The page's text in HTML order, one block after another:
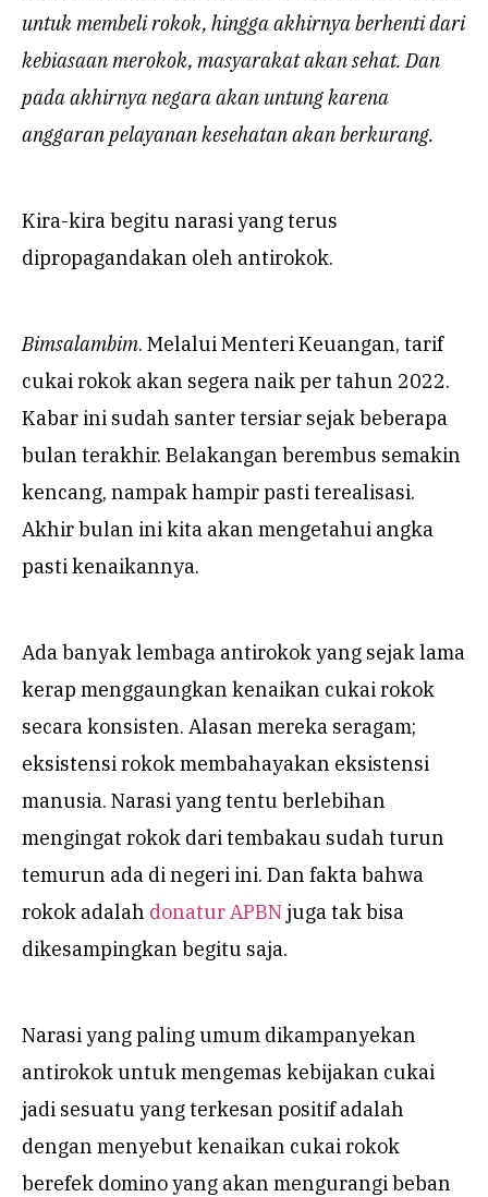
untuk membeli rokok, hingga akhirnya berhenti dari
kebiasaan merokok, masyarakat akan sehat. Dan
pada akhirnya negara akan untung karena
anggaran pelayanan kesehatan akan berkurang.
Kira-kira begitu narasi yang terus
dipropagandakan oleh antirokok.
Bimsalambim. Melalui Menteri Keuangan, tarif
cukai rokok akan segera naik per tahun 2022.
Kabar ini sudah santer tersiar sejak beberapa
bulan terakhir. Belakangan berembus semakin
kencang, nampak hampir pasti terealisasi.
Akhir bulan ini kita akan mengetahui angka
pasti kenaikannya.
Ada banyak lembaga antirokok yang sejak lama
kerap menggaungkan kenaikan cukai rokok
secara konsisten. Alasan mereka seragam;
eksistensi rokok membahayakan eksistensi
manusia. Narasi yang tentu berlebihan
mengingat rokok dari tembakau sudah turun
temurun ada di negeri ini. Dan fakta bahwa
rokok adalah donatur APBNjuga tak bisa
dikesampingkan begitu saja.
Narasi yang paling umum dikampanyekan
antirokok untuk mengemas kebijakan cukai
jadi sesuatu yang terkesan positif adalah
dengan menyebut kenaikan cukai rokok
berefek domino yang akan mengurangi beban